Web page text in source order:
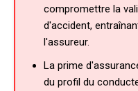
compromettre la
d'accident,
l'assureur.
La prime
du profil du